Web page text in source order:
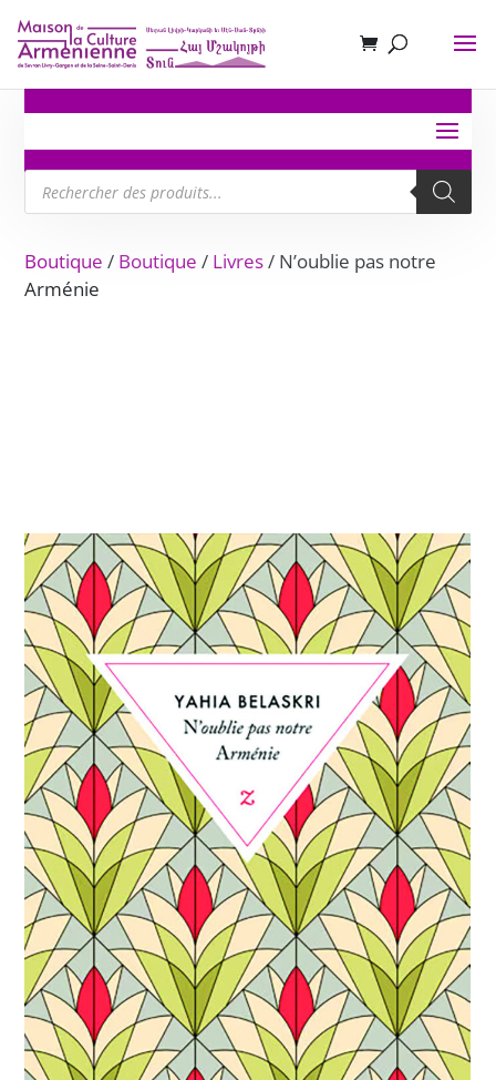
Recherche
de
produits
Boutique / Boutique / Livres/ N’oublie pas notre
Arménie